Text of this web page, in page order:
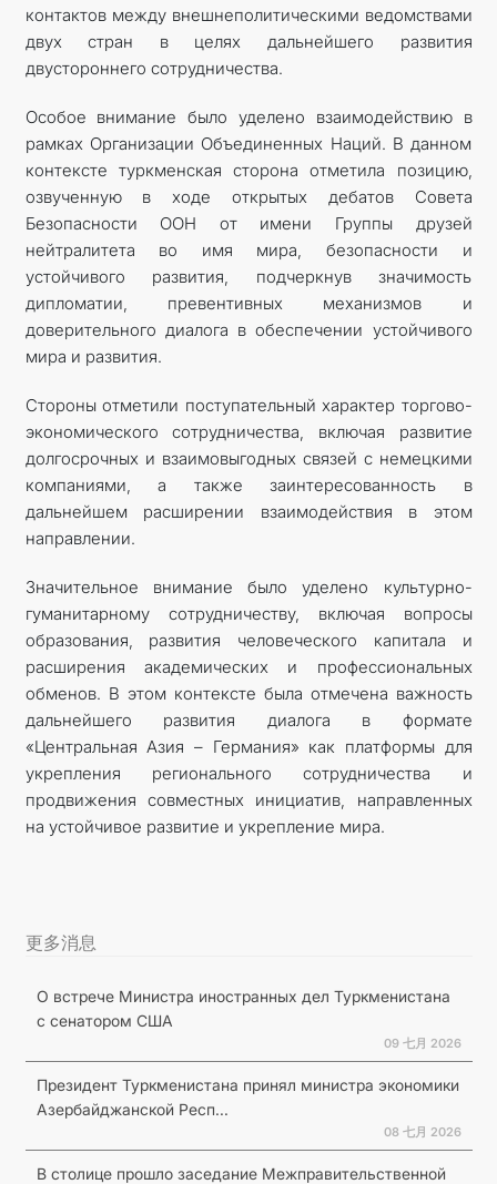
контактов между внешнеполитическими ведомствами
двух стран в целях дальнейшего развития
двустороннего сотрудничества.
Особое внимание было уделено взаимодействию в
рамках Организации Объединенных Наций. В данном
контексте туркменская сторона отметила позицию,
озвученную в ходе открытых дебатов Совета
Безопасности ООН от имени Группы друзей
нейтралитета во имя мира, безопасности и
устойчивого развития, подчеркнув значимость
дипломатии, превентивных механизмов и
доверительного диалога в обеспечении устойчивого
мира и развития.
Стороны отметили поступательный характер торгово-
экономического сотрудничества, включая развитие
долгосрочных и взаимовыгодных связей с немецкими
компаниями, а также заинтересованность в
дальнейшем расширении взаимодействия в этом
направлении.
Значительное внимание было уделено культурно-
гуманитарному сотрудничеству, включая вопросы
образования, развития человеческого капитала и
расширения академических и профессиональных
обменов. В этом контексте была отмечена важность
дальнейшего развития диалога в формате
«Центральная Азия – Германия» как платформы для
укрепления регионального сотрудничества и
продвижения совместных инициатив, направленных
на устойчивое развитие и укрепление мира.
更多消息
О встрече Министра иностранных дел Туркменистана
с сенатором США
09 七月 2026
Президент Туркменистана принял министра экономики
Азербайджанской Респ...
08 七月 2026
В столице прошло заседание Межправительственной